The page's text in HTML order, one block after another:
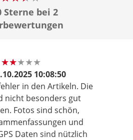
Sterne bei 2
10:08:50
in den Artikeln. Die
nicht besonders gut
Fotos sind schön,
und
Daten sind nützlich